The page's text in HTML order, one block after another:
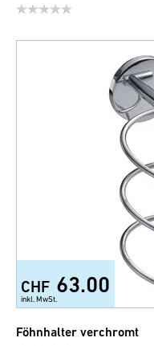
CHF 63.00
inkl. MwSt.
Föhnhalter verchromt